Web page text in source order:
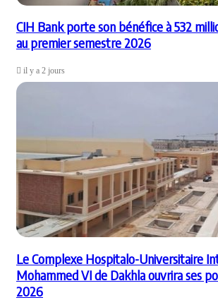
CIH Bank porte son bénéfice à 532
au premier semestre 2026
il y a 2 jours
Le Complexe Hospitalo-Universitaire
Mohammed VI de Dakhla ouvrira ses
2026